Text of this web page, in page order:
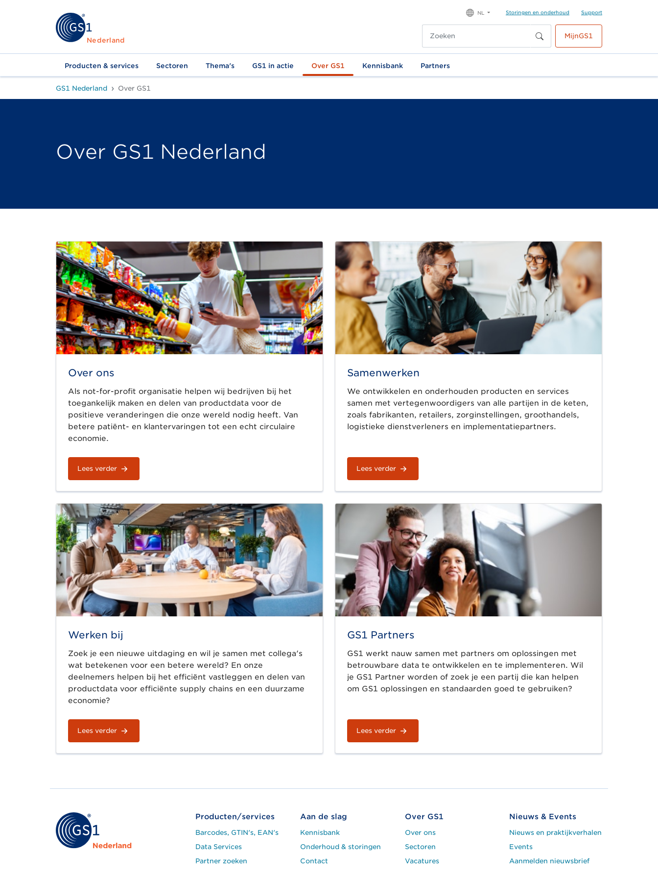
Nederland
NL Storingen en onderhoud Support
MijnGS1
Producten & services Sectoren Thema's GS1 in actie Over GS1 Kennisbank Partners
GS1 Nederland Over GS1
Over GS1 Nederland
Over ons
Als not-for-profit organisatie helpen wij bedrijven bij het
toegankelijk maken en delen van productdata voor de
positieve veranderingen die onze wereld nodig heeft. Van
betere patiënt- en klantervaringen tot een echt circulaire
economie.
Lees verder
Samenwerken
We ontwikkelen en onderhouden producten en services
samen met vertegenwoordigers van alle partijen in de keten,
zoals fabrikanten, retailers, zorginstellingen, groothandels,
logistieke dienstverleners en implementatiepartners.
Lees verder
Werken bij
Zoek je een nieuwe uitdaging en wil je samen met collega's
wat betekenen voor een betere wereld? En onze
deelnemers helpen bij het efficiënt vastleggen en delen van
productdata voor efficiënte supply chains en een duurzame
economie?
Lees verder
GS1 Partners
GS1 werkt nauw samen met partners om oplossingen met
betrouwbare data te ontwikkelen en te implementeren. Wil
je GS1 Partner worden of zoek je een partij die kan helpen
om GS1 oplossingen en standaarden goed te gebruiken?
Lees verder
Producten/services
Barcodes, GTIN's, EAN's
Data Services
Partner zoeken
Aan de slag
Kennisbank
Onderhoud & storingen
Contact
Over GS1
Over ons
Sectoren
Vacatures
Nieuws & Events
Nieuws en praktijkverhalen
Events
Aanmelden nieuwsbrief